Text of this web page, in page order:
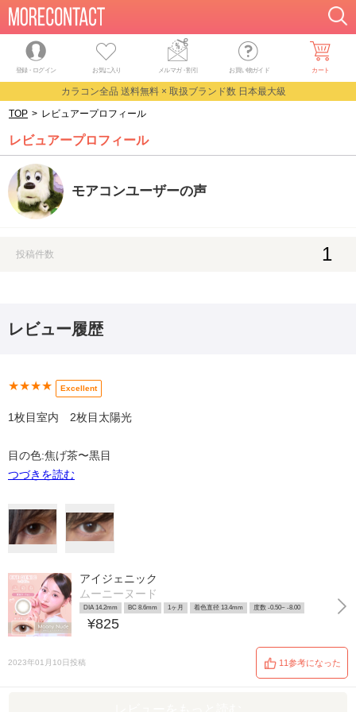
登録・ログイン お気に入り メルマガ・割引 お買い物ガイド カート
カラコン全品 送料無料 × 取扱ブランド数 日本最大級
TOP > レビュアープロフィール
レビュアープロフィール
モアコンユーザーの声
投稿件数 1
レビュー履歴
★★★★ Excellent
1枚目室内 2枚目太陽光
目の色:焦げ茶〜黒目
つづきを読む
アイジェニック
ムーニーヌード
DIA 14.2mm BC 8.6mm 1ヶ月 着色直径 13.4mm 度数 -0.50~ -8.00
¥825
2023年01月10日投稿 11参考になった